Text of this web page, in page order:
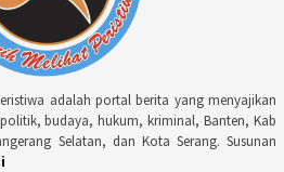
adalah portal berita yang menyajikan
budaya, hukum, kriminal, Banten, Kab
Selatan, dan Kota Serang. Susunan